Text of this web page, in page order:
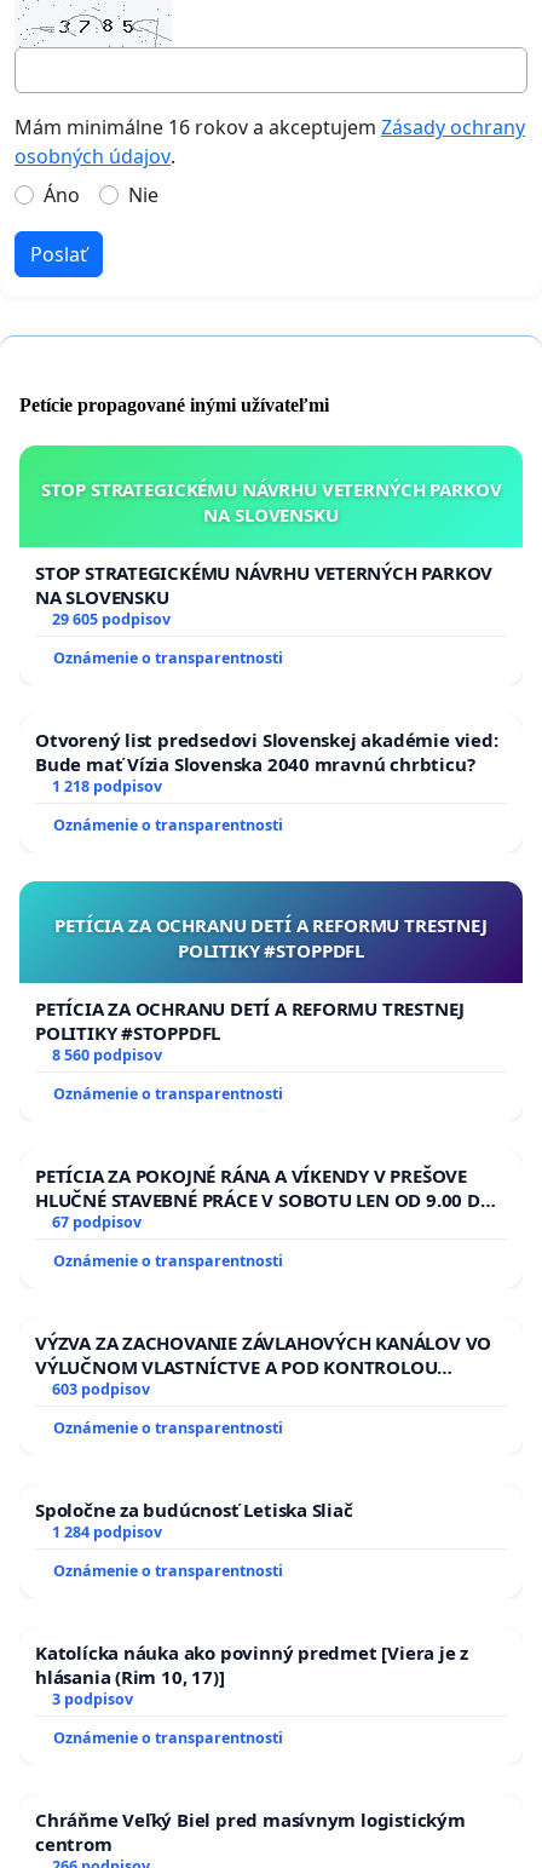
Mám minimálne 16 rokov a akceptujem Zásady ochrany
osobných údajov.
Áno
Nie
Poslať
Petície propagované inými užívateľmi
STOP STRATEGICKÉMU NÁVRHU VETERNÝCH PARKOV
NA SLOVENSKU
STOP STRATEGICKÉMU NÁVRHU VETERNÝCH PARKOV
NA SLOVENSKU
29 605 podpisov
Oznámenie o transparentnosti
Otvorený list predsedovi Slovenskej akadémie vied:
Bude mať Vízia Slovenska 2040 mravnú chrbticu?
1 218 podpisov
Oznámenie o transparentnosti
PETÍCIA ZA OCHRANU DETÍ A REFORMU TRESTNEJ
POLITIKY #STOPPDFL
PETÍCIA ZA OCHRANU DETÍ A REFORMU TRESTNEJ
POLITIKY #STOPPDFL
8 560 podpisov
Oznámenie o transparentnosti
PETÍCIA ZA POKOJNÉ RÁNA A VÍKENDY V PREŠOVE
HLUČNÉ STAVEBNÉ PRÁCE V SOBOTU LEN OD 9.00 DO
13.00 HOD., CEZ PRACOVNÝ TÝŽDEŇ CIEĽ 8.00 – 18.00
ĎUMBIERSKEJ/MAGU
67 podpisov
Oznámenie o transparentnosti
VÝZVA ZA ZACHOVANIE ZÁVLAHOVÝCH KANÁLOV VO
VÝLUČNOM VLASTNÍCTVE A POD KONTROLOU
SLOVENSKEJ REPUBLIKY & žiadosť na riešenie
kanálov na Slovensku
603 podpisov
Oznámenie o transparentnosti
Spoločne za budúcnosť Letiska Sliač
1 284 podpisov
Oznámenie o transparentnosti
Katolícka náuka ako povinný predmet [Viera je z
hlásania (Rim 10, 17)]
3 podpisov
Oznámenie o transparentnosti
Chráňme Veľký Biel pred masívnym logistickým
centrom